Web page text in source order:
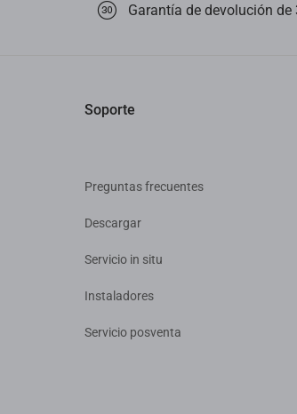
Garantía de devolución de
Soporte
Preguntas frecuentes
Descargar
Servicio in situ
Instaladores
Servicio posventa